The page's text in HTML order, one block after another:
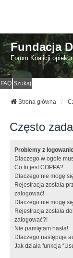
Fundacja
Forum Koalicji
FAQ Szukaj
Strona główna
Często
Problemy z
Dlaczego w ogóle
Co to jest COPPA?
Dlaczego nie mogę
Rejestracja została
zalogować!
Dlaczego nie mogę
Rejestracja została
zalogować?!
Nie pamiętam hasła!
Dlaczego następuje
Jak działa funkcja